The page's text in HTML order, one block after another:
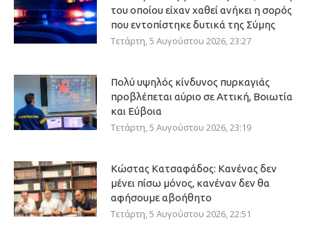
του οποίου είχαν χαθεί ανήκει η σορός
που εντοπίστηκε δυτικά της Σύμης
Τετάρτη, 5 Αυγούστου 2026, 23:27
Πολύ υψηλός κίνδυνος πυρκαγιάς
προβλέπεται αύριο σε Αττική, Βοιωτία
και Εύβοια
Τετάρτη, 5 Αυγούστου 2026, 23:19
Κώστας Κατσαφάδος: Κανένας δεν
μένει πίσω μόνος, κανέναν δεν θα
αφήσουμε αβοήθητο
Τετάρτη, 5 Αυγούστου 2026, 22:51